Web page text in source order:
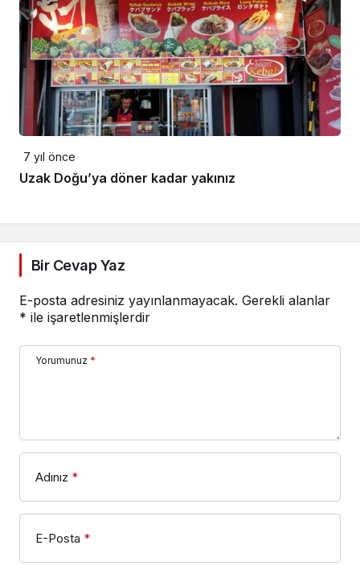
7 yıl önce
Uzak Doğu’ya döner kadar yakınız
Bir Cevap Yaz
E-posta adresiniz yayınlanmayacak. Gerekli alanlar
* ile işaretlenmişlerdir
Yorumunuz *
Adınız *
E-Posta *